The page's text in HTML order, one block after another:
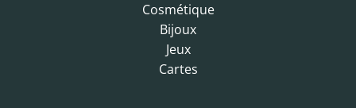
Cosmétique
Bijoux
Jeux
Cartes